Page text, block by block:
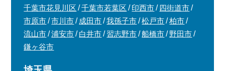
千葉市花見川区
千葉市若葉区 印西市
四街道市
市原市
市川市 成田市 我孫子市 松戸市
柏市
流山市
浦安市 白井市 習志野市 船橋市
野田市
鎌ヶ谷市